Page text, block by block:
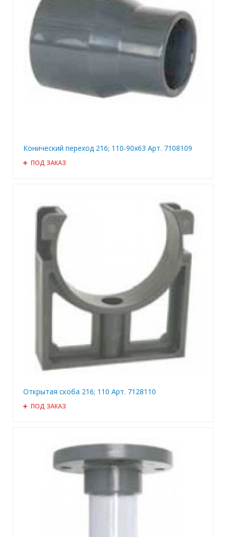
Конический переход 216; 110-90x63 Арт. 7108109
ПОД ЗАКАЗ
Открытая скоба 216; 110 Арт. 7128110
ПОД ЗАКАЗ